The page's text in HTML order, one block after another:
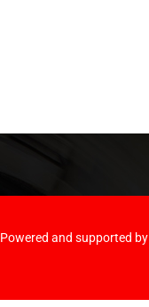
Powered and supported by